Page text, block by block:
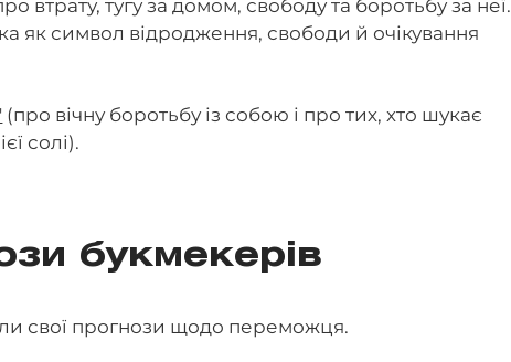
втрату, тугу за домом, свободу та боротьбу за неї.
як символ відродження, свободи й очікування
(про вічну боротьбу із собою і про тих, хто шукає
солі).
букмекерів
свої прогнози щодо переможця.